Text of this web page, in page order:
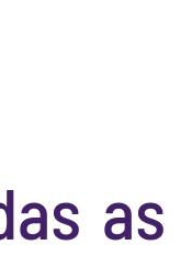
as